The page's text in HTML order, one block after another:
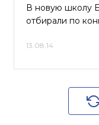
В новую школу
отбирали по
13.08.14